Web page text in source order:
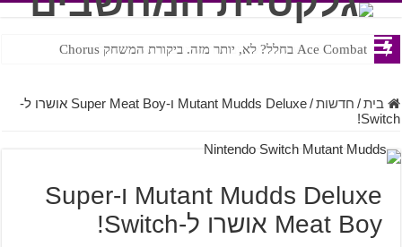
Ace Combat בחלל? לא, יותר מזה. ביקורת המשחק Chorus
Steven Universe והשירים שתורגמו בצורה נוראית לעברית
בית / חדשות /
Mutant Mudds Deluxe ו-Super Meat Boy אושרו ל-
Switch!
Mutant Mudds Deluxe ו-Super
Meat Boy אושרו ל-Switch!